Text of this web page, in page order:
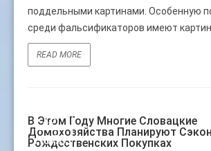
поддельными картинами. Особенную
среди фальсификаторов имеют
READ MORE
В Этом Году Многие Словацкие
Домохозяйства Планируют
Рождественских Покупках
28
НОЯБ